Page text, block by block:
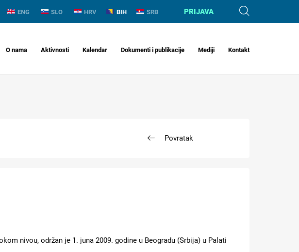
ENG SLO HRV BIH SRB PRIJAVA
O nama Aktivnosti Kalendar Dokumenti i publikacije Mediji Kontakt
Povratak
nivou, održan je 1. juna 2009. godine u Beogradu (Srbija) u Palati